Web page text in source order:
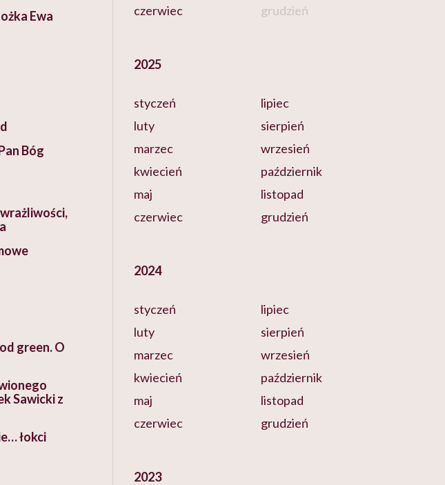
Ewa
Bóg
green. O
Sawicki z
łokci
czerwiec
grudzień
2025
styczeń
luty
marzec
kwiecień
maj
czerwiec
lipiec
sierpień
wrzesień
październik
listopad
grudzień
2024
styczeń
luty
marzec
kwiecień
maj
czerwiec
lipiec
sierpień
wrzesień
październik
listopad
grudzień
2023